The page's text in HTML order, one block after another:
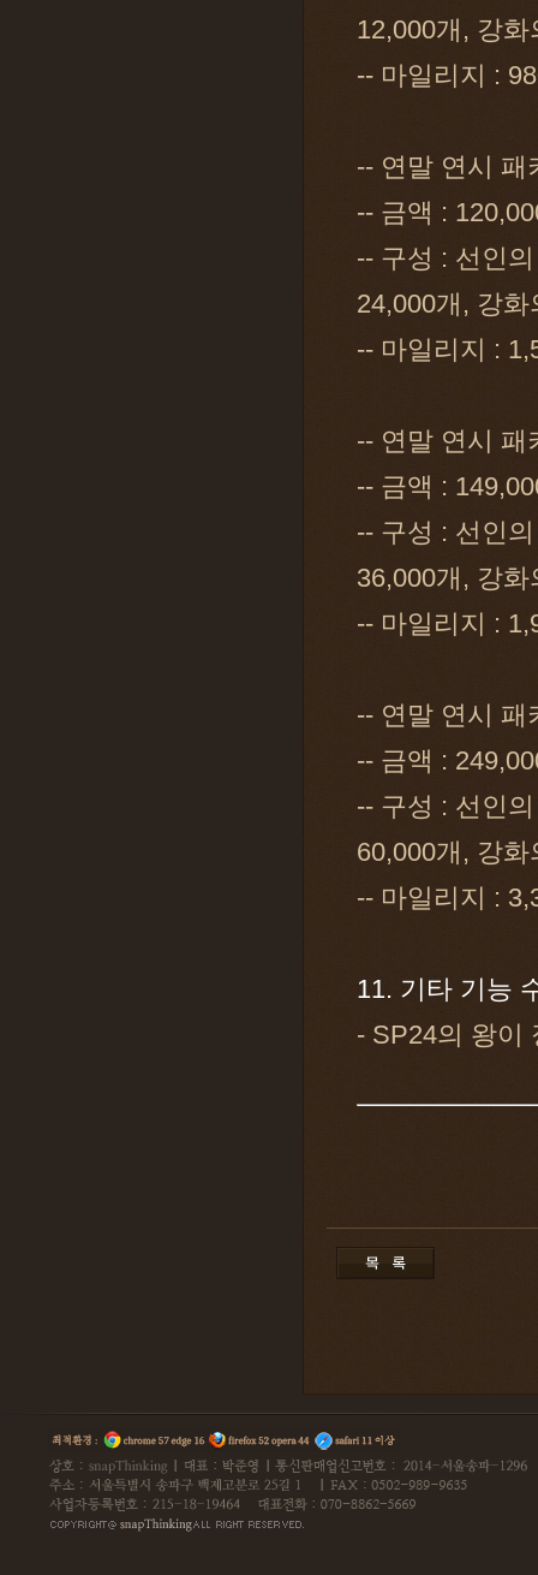
12,000개, 강
-- 마일리지 :
-- 연말 연시 패
-- 금액 :
-- 구성 : 선인
24,000개, 강
-- 마일리지 :
-- 연말 연시 패
-- 금액 :
-- 구성 : 선인
36,000개, 강
-- 마일리지 :
-- 연말 연시 패
-- 금액 :
-- 구성 : 선인
60,000개, 강
-- 마일리지 :
11. 기타 기능
- SP24의 왕이